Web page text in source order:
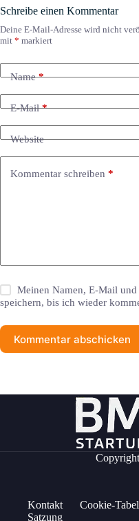
Schreibe einen Kommentar
Deine E-Mail-Adresse wird nicht
mit * markiert
Name*
E-Mail*
Website
Kommentar schreiben *
Meinen Namen, E-Mail
speichern, bis ich wieder
Kommentar abschicken
Kontakt Cookie-
Satzung